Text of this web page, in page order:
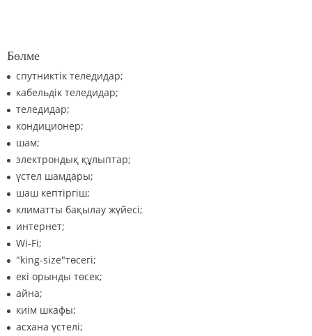
Бөлме
спутниктік теледидар;
кабельдік теледидар;
теледидар;
кондиционер;
шам;
электрондық құлыптар;
үстел шамдары;
шаш кептіргіш;
климатты бақылау жүйесі;
интернет;
Wi-Fi;
"king-size"төсегі;
екі орынды төсек;
айна;
киім шкафы;
асхана үстелі;